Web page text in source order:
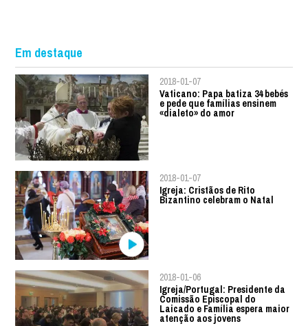
Em destaque
2018-01-07
Vaticano: Papa batiza 34 bebés
e pede que famílias ensinem
«dialeto» do amor
2018-01-07
Igreja: Cristãos de Rito
Bizantino celebram o Natal
2018-01-06
Igreja/Portugal: Presidente da
Comissão Episcopal do
Laicado e Família espera maior
atenção aos jovens